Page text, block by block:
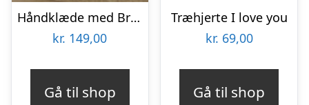
Håndklæde med Broderi – Egen Tekst (60×40 cm)
kr. 149,00
Gå til shop
Træhjerte I love you
kr. 69,00
Gå til shop